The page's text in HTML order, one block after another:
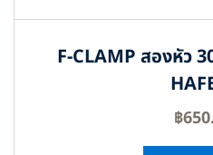
F-CLAMP สองหัว
฿